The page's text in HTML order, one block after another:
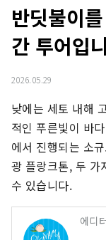
반딧불이
간 투어입
2026.05.29
낮에는 세토 내해
적인 푸른빛이 바
에서 진행되는 소
광 플랑크톤, 두 가
수 있습니다.
에디